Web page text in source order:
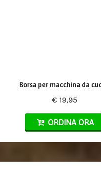
Borsa per macchina da
€ 19,95
ORDINA ORA